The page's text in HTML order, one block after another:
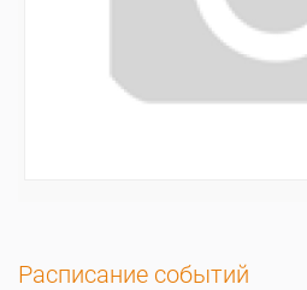
Расписание событий